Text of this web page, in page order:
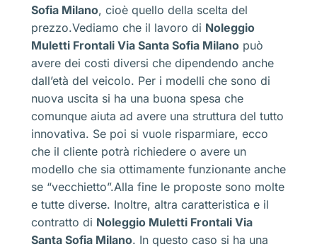
Sofia Milano, cioè quello della scelta del
prezzo.Vediamo che il lavoro di Noleggio
Muletti Frontali Via Santa Sofia Milano può
avere dei costi diversi che dipendendo anche
dall’età del veicolo. Per i modelli che sono di
nuova uscita si ha una buona spesa che
comunque aiuta ad avere una struttura del tutto
innovativa. Se poi si vuole risparmiare, ecco
che il cliente potrà richiedere o avere un
modello che sia ottimamente funzionante anche
se “vecchietto”.Alla fine le proposte sono molte
e tutte diverse. Inoltre, altra caratteristica e il
contratto di Noleggio Muletti Frontali Via
Santa Sofia Milano. In questo caso si ha una